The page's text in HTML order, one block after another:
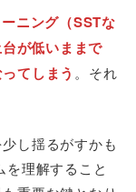
ニング（SSTな
が低いままで
てしまう 。それ
し揺るがすかも
を理解すること